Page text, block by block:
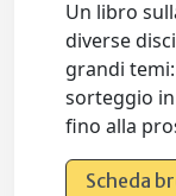
Un libro
diverse
grandi
sorteggio
fino alla
Scheda